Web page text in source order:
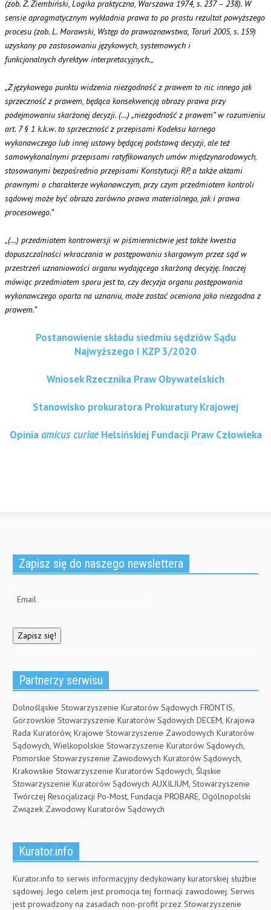
(zob. Z. Ziembiński, Logika praktyczna, Warszawa 1974, s. 237 – 238). W
sensie apragmatycznym wykładnia prawa to po prostu rezultat powyższego
procesu (zob. L. Morawski, Wstęp do prawoznawstwa, Toruń 2005, s. 159)
uzyskany po zastosowaniu językowych, systemowych i
funkcjonalnych dyrektyw interpretacyjnych.„
„Z językowego punktu widzenia niezgodność z prawem to nic innego jak
sprzeczność z prawem, będąca konsekwencją obrazy prawa przy
podejmowaniu skarżonej decyzji. (…) „niezgodność z prawem” w rozumieniu
art. 7 § 1 k.k.w. to sprzeczność z przepisami Kodeksu karnego
wykonawczego lub innej ustawy będącej podstawą decyzji, ale też
samowykonalnymi przepisami ratyfikowanych umów międzynarodowych,
stosowanymi bezpośrednio przepisami Konstytucji RP, a także aktami
prawnymi o charakterze wykonawczym, przy czym przedmiotem kontroli
sądowej może być obraza zarówno prawa materialnego, jak i prawa
procesowego.”
„(…) przedmiotem kontrowersji w piśmiennictwie jest także kwestia
dopuszczalności wkraczania w postępowaniu skargowym przez sąd w
przestrzeń uznaniowości organu wydającego skarżoną decyzję. Inaczej
mówiąc przedmiotem sporu jest to, czy decyzja organu postępowania
wykonawczego oparta na uznaniu, może zostać oceniona jako niezgodna z
prawem.”
Postanowienie składu siedmiu sędziów Sądu
Najwyższego I KZP 3/2020
Wniosek Rzecznika Praw Obywatelskich
Stanowisko prokuratora Prokuratury Krajowej
Opiniaamicus curiaeHelsińskiej Fundacji Praw Człowieka
Zapisz się do naszego newslettera
Partnerzy serwisu
Dolnośląskie Stowarzyszenie Kuratorów Sądowych FRONTIS,
Gorzowskie Stowarzyszenie Kuratorów Sądowych DECEM, Krajowa
Rada Kuratorów, Krajowe Stowarzyszenie Zawodowych Kuratorów
Sądowych, Wielkopolskie Stowarzyszenie Kuratorów Sądowych,
Pomorskie Stowarzyszenie Zawodowych Kuratorów Sądowych,
Krakowskie Stowarzyszenie Kuratorów Sądowych, Śląskie
Stowarzyszenie Kuratorów Sądowych AUXILIUM, Stowarzyszenie
Twórczej Resocjalizacji Po-Most, Fundacja PROBARE, Ogólnopolski
Związek Zawodowy Kuratorów Sądowych
Kurator.info
Kurator.info to serwis informacyjny dedykowany kuratorskiej służbie
sądowej. Jego celem jest promocja tej formacji zawodowej. Serwis
jest prowadzony na zasadach non-profit przez Stowarzyszenie